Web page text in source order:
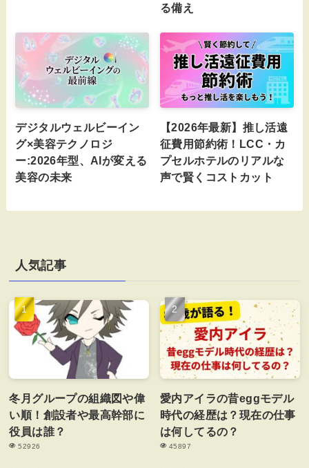
る備え
デジタルウェルビーイン
グ×美容テクノロジ
ー:2026年型、AIが変える
美容の未来
【2026年最新】推し活遠
征費用節約術！LCC・カ
プセルホテルのリアルな
声で賢くコストカット
人気記事
冬月グループの組織図や偉
い順！創設者や最高幹部に
役員は誰？
52926
愛内アイラの昔eggモデル
時代の経歴は？現在の仕事
は何してるの？
45897